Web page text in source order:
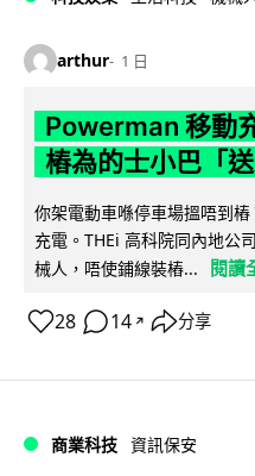
arthur 1 日
Powerman 移動
樁為的士小巴「送
你架電動車喺停車場搵唔到
充電。THEi 高科院同內地公
械人，唔使鋪線裝樁...
閱讀
28 14 ↗ 分享
商業科技 資訊保安